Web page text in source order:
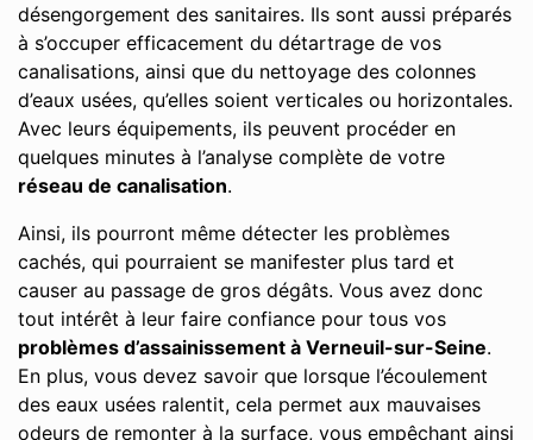
désengorgement des sanitaires. Ils sont aussi préparés
à s’occuper efficacement du détartrage de vos
canalisations, ainsi que du nettoyage des colonnes
d’eaux usées, qu’elles soient verticales ou horizontales.
Avec leurs équipements, ils peuvent procéder en
quelques minutes à l’analyse complète de votre
réseau de canalisation.
Ainsi, ils pourront même détecter les problèmes
cachés, qui pourraient se manifester plus tard et
causer au passage de gros dégâts. Vous avez donc
tout intérêt à leur faire confiance pour tous vos
problèmes d’assainissement à Verneuil-sur-Seine.
En plus, vous devez savoir que lorsque l’écoulement
des eaux usées ralentit, cela permet aux mauvaises
odeurs de remonter à la surface, vous empêchant ainsi